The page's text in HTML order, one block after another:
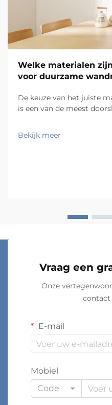
Welke materialen
voor duurzame
De keuze van het juiste
is een van de meest
residentiële woonruimte,
retailomgeving of een
Bekijk meer
Vraag een
Onze
contact
E-mail
Mobiel
Code